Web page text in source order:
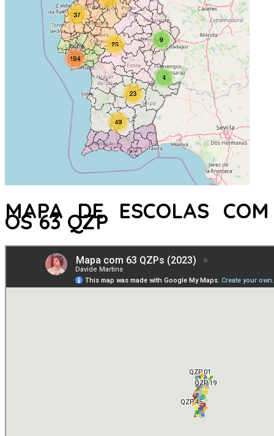
MAPA DE ESCOLAS COM
OS 63 QZP